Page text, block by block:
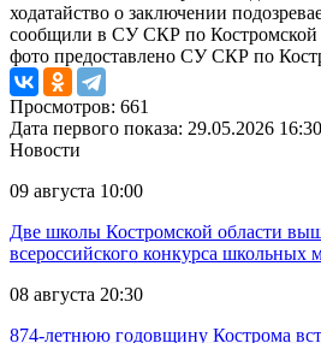
ходатайство о заключении
сообщили в СУ СКР по Костромской
фото предоставлено СУ СКР по
Просмотров: 661
Дата первого показа: 29.05.2026 16:30
Новости
09 августа 10:00
Две школы Костромской области
всероссийского конкурса школьных
08 августа 20:30
874-летнюю годовщину Кострома